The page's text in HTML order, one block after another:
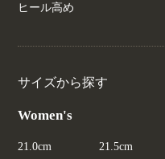
ヒール高め
サイズから探す
Women's
21.0cm 21.5cm